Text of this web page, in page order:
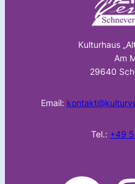
Kulturhaus
Am
29640
Email:
Tel.: +49